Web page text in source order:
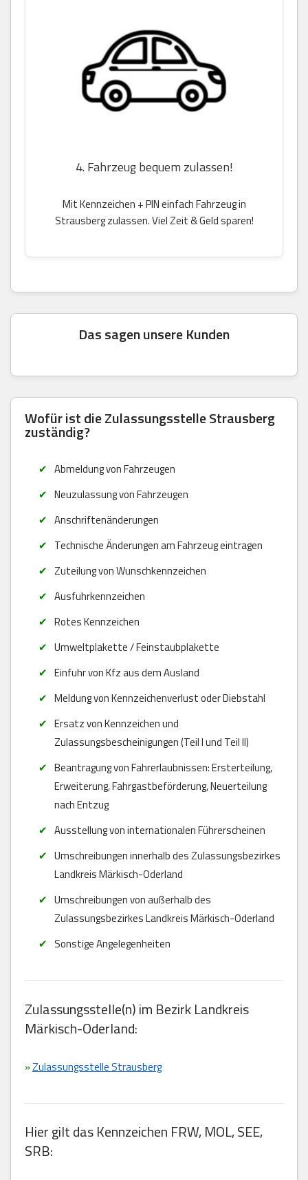
4. Fahrzeug bequem zulassen!
Mit Kennzeichen + PIN einfach Fahrzeug in
Strausberg zulassen. Viel Zeit & Geld sparen!
Das sagen unsere Kunden
Wofür ist die Zulassungsstelle Strausberg
zuständig?
Abmeldung von Fahrzeugen
Neuzulassung von Fahrzeugen
Anschriftenänderungen
Technische Änderungen am Fahrzeug eintragen
Zuteilung von Wunschkennzeichen
Ausfuhrkennzeichen
Rotes Kennzeichen
Umweltplakette / Feinstaubplakette
Einfuhr von Kfz aus dem Ausland
Meldung von Kennzeichenverlust oder Diebstahl
Ersatz von Kennzeichen und
Zulassungsbescheinigungen (Teil I und Teil II)
Beantragung von Fahrerlaubnissen: Ersterteilung,
Erweiterung, Fahrgastbeförderung, Neuerteilung
nach Entzug
Ausstellung von internationalen Führerscheinen
Umschreibungen innerhalb des Zulassungsbezirkes
Landkreis Märkisch-Oderland
Umschreibungen von außerhalb des
Zulassungsbezirkes Landkreis Märkisch-Oderland
Sonstige Angelegenheiten
Zulassungsstelle(n) im Bezirk Landkreis
Märkisch-Oderland:
»Zulassungsstelle Strausberg
Hier gilt das Kennzeichen FRW, MOL, SEE,
SRB: